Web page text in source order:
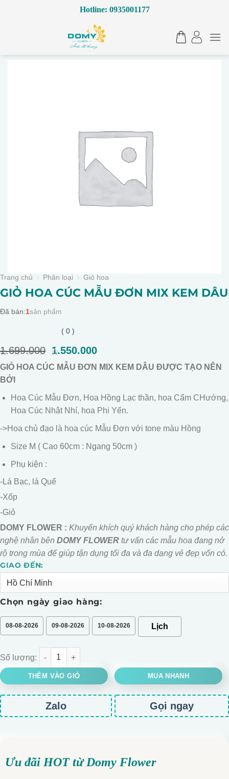
Hotline: 0935001177
Trang chủ Phân loại Giỏ hoa
GIỎ HOA CÚC MẪU ĐƠN MIX KEM DÂU
Đã bán:1sản phẩm
0
out
of
( 0 )
1.699.000 Giá
gốc
là:
1.550.000
tại
1.550.000.
GIỎ HOA CÚC MẪU ĐƠN MIX KEM DÂU ĐƯỢC TẠO NÊN
BỞI
Hoa Cúc Mẫu Đơn, Hoa Hồng Lạc thần, hoa Cẩm CHướng,
Hoa Cúc Nhật Nhí, hoa Phi Yến.
->Hoa chủ đạo là hoa cúc Mẫu Đơn với tone màu Hồng
Size M ( Cao 60cm : Ngang 50cm )
Phụ kiện :
-Lá Bạc, lá Quế
-Xốp
-Giỏ
DOMY FLOWER : Khuyến khích quý khách hàng cho phép các
nghệ nhân bên DOMY FLOWER tư vấn các mẫu hoa đang nở
rộ trong mùa để giúp tận dụng tối đa và đa dạng vẻ đẹp vốn có.
GIAO ĐẾN:
Chọn ngày giao hàng:
08-08-2026 09-08-2026 10-08-2026
GIỎ HOA CÚC MẪU ĐƠN MIX KEM DÂU số lượng
THÊM VÀO GIỎ MUA NHANH
Alternative:
Zalo Gọi ngay
Ưu đãi HOT từ Domy Flower